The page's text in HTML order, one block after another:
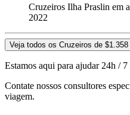
Cruzeiros Ilha Praslin em
2022
Veja todos os Cruzeiros de
Estamos aqui para ajudar 24h / 7
Contate nossos consultores
viagem.